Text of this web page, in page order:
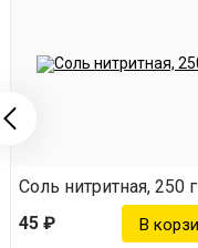
Соль нитритная, 250 г
45 ₽